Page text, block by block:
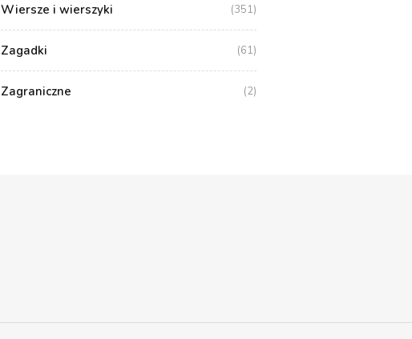
Wiersze i wierszyki (351)
Zagadki (61)
Zagraniczne (2)